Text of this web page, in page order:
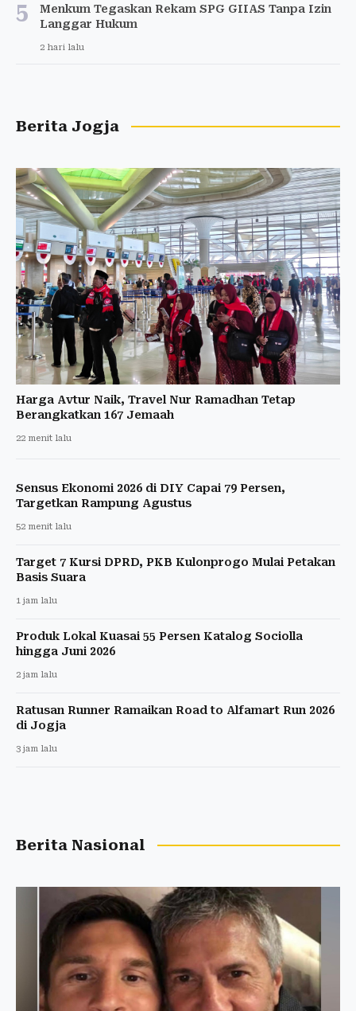
5
Menkum Tegaskan Rekam SPG GIIAS Tanpa Izin
Langgar Hukum
2 hari lalu
Berita Jogja
Harga Avtur Naik, Travel Nur Ramadhan Tetap
Berangkatkan 167 Jemaah
22 menit lalu
Sensus Ekonomi 2026 di DIY Capai 79 Persen,
Targetkan Rampung Agustus
52 menit lalu
Target 7 Kursi DPRD, PKB Kulonprogo Mulai Petakan
Basis Suara
1 jam lalu
Produk Lokal Kuasai 55 Persen Katalog Sociolla
hingga Juni 2026
2 jam lalu
Ratusan Runner Ramaikan Road to Alfamart Run 2026
di Jogja
3 jam lalu
Berita Nasional